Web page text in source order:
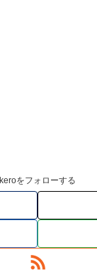
keroをフォローする